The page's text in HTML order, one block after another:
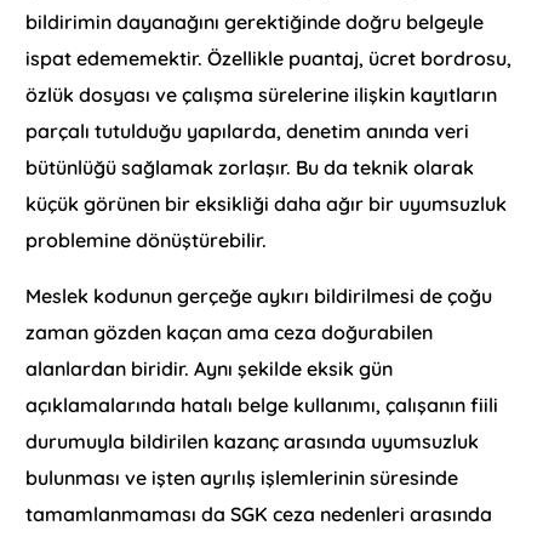
bildirimin dayanağını gerektiğinde doğru belgeyle
ispat edememektir. Özellikle puantaj, ücret bordrosu,
özlük dosyası ve çalışma sürelerine ilişkin kayıtların
parçalı tutulduğu yapılarda, denetim anında veri
bütünlüğü sağlamak zorlaşır. Bu da teknik olarak
küçük görünen bir eksikliği daha ağır bir uyumsuzluk
problemine dönüştürebilir.
Meslek kodunun gerçeğe aykırı bildirilmesi de çoğu
zaman gözden kaçan ama ceza doğurabilen
alanlardan biridir. Aynı şekilde eksik gün
açıklamalarında hatalı belge kullanımı, çalışanın fiili
durumuyla bildirilen kazanç arasında uyumsuzluk
bulunması ve işten ayrılış işlemlerinin süresinde
tamamlanmaması da SGK ceza nedenleri arasında